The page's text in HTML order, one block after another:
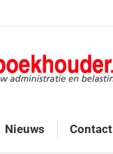
Nieuws Contact
Onze doelgroep